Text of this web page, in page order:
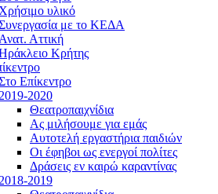
Χρήσιμο υλικό
με το ΚΕΔΑ
Ανατ. Αττική
Κρήτης
Επίκεντρο
2019-2020
Θεατροπαιχνίδια
Ας μιλήσουμε για εμάς
Αυτοτελή εργαστήρια παιδιών
Οι έφηβοι ως ενεργοί πολίτες
Δράσεις εν καιρώ καραντίνας
2018-2019